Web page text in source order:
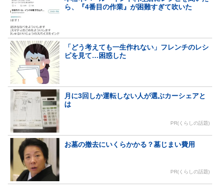
ら、『4番目の作業』が困難すぎて吹いた
「どう考えても一生作れない」フレンチのレシ
ピを見て…困惑した
月に3回しか運転しない人が選ぶカーシェアと
は
PR(くらしの話題)
お墓の撤去にいくらかかる？墓じまい費用
PR(くらしの話題)